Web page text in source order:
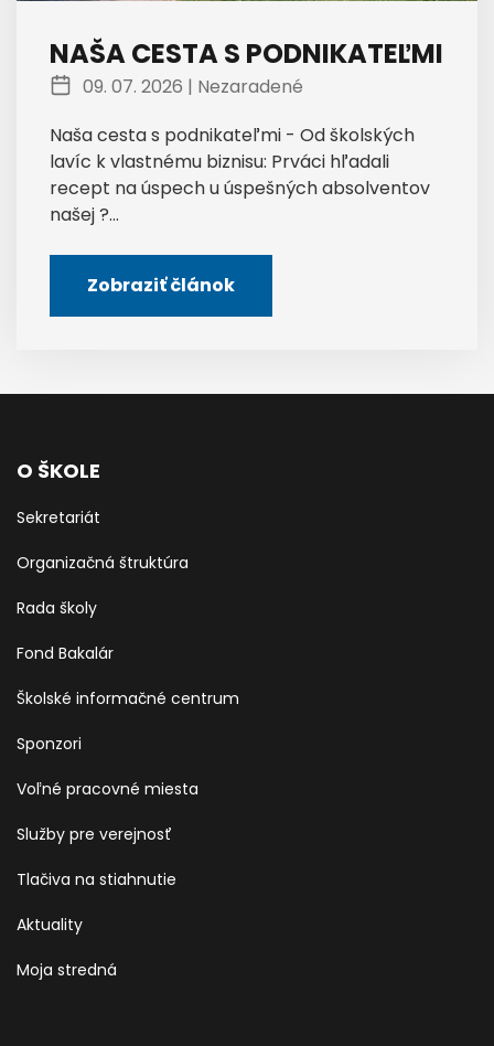
NAŠA CESTA S PODNIKATEĽMI
09. 07. 2026 | Nezaradené
Naša cesta s podnikateľmi - Od školských
lavíc k vlastnému biznisu: Prváci hľadali
recept na úspech u úspešných absolventov
našej ?...
Zobraziť článok
O ŠKOLE
Sekretariát
Organizačná štruktúra
Rada školy
Fond Bakalár
Školské informačné centrum
Sponzori
Voľné pracovné miesta
Služby pre verejnosť
Tlačiva na stiahnutie
Aktuality
Moja stredná